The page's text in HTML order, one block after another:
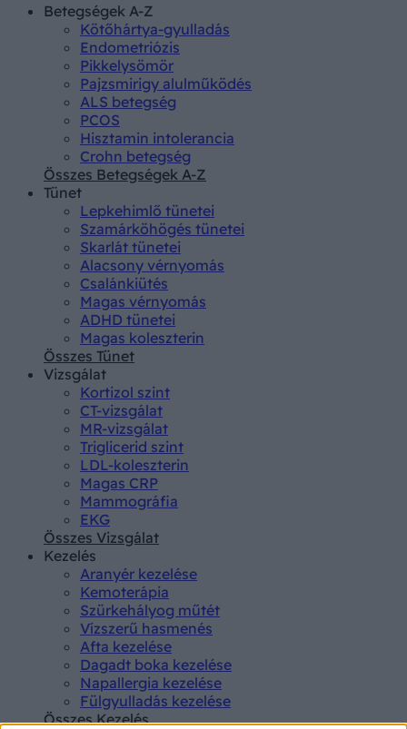
Betegségek A-Z
Kötőhártya-gyulladás
Endometriózis
Pikkelysömör
Pajzsmirigy alulműködés
ALS betegség
PCOS
Hisztamin intolerancia
Crohn betegség
Összes Betegségek A-Z
Tünet
Lepkehimlő tünetei
Szamárköhögés tünetei
Skarlát tünetei
Alacsony vérnyomás
Csalánkiütés
Magas vérnyomás
ADHD tünetei
Magas koleszterin
Összes Tünet
Vizsgálat
Kortizol szint
CT-vizsgálat
MR-vizsgálat
Triglicerid szint
LDL-koleszterin
Magas CRP
Mammográfia
EKG
Összes Vizsgálat
Kezelés
Aranyér kezelése
Kemoterápia
Szürkehályog műtét
Vízszerű hasmenés
Afta kezelése
Dagadt boka kezelése
Napallergia kezelése
Fülgyulladás kezelése
Összes Kezelés